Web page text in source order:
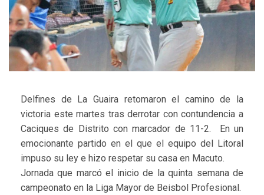
Delfines de La Guaira retomaron el camino de la
victoria este martes tras derrotar con contundencia a
Caciques de Distrito con marcador de 11-2. En un
emocionante partido en el que el equipo del Litoral
impuso su ley e hizo respetar su casa en Macuto.
Jornada que marcó el inicio de la quinta semana de
campeonato en la Liga Mayor de Beisbol Profesional.